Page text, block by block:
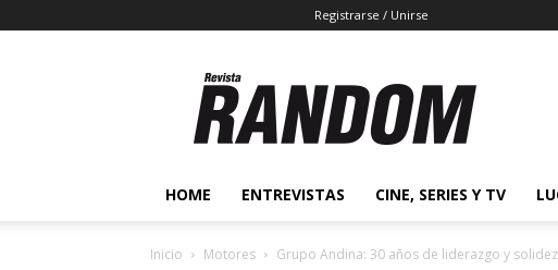
Registrarse / Unirse
Revista
Random
2.0
HOME ENTREVISTAS CINE, SERIES Y TV
Inicio Motores Grupo Andina: 30 años de liderazgo y solidez